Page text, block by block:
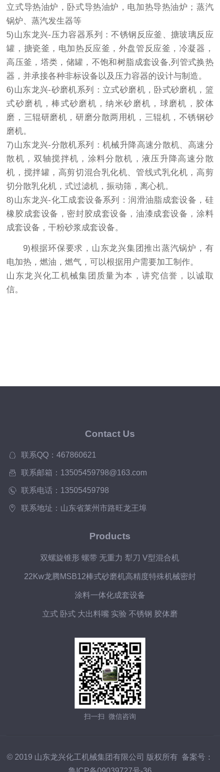
立式导热油炉，卧式导热油炉，电加热导热油炉；蒸汽
锅炉、蒸汽发生器等
5)山东龙兴-压力容器系列：不锈钢反应釜、搪玻璃反应
罐，搪瓷釜，电加热反应釜，外盘管反应釜，冷凝器，
高压釜，塔类，储罐，不饱和树脂成套设备,列管式换热
器，并承接各种非标设备以及压力容器的设计与制造。
6)山东龙兴-砂磨机系列：立式砂磨机，卧式砂磨机，篮
式砂磨机，棒式砂磨机，纳米砂磨机，球磨机，胶体
磨，三辊研磨机，研磨分散两用机，三辊机，不锈钢砂
磨机。
7)山东龙兴-分散机系列：机械升降高速分散机、高速分
散机，双轴搅拌机，涂料分散机，液压升降高速分散
机，搅拌罐，高剪切混合乳化机、管线式乳化机，高剪
切分散乳化机，式过滤机，振动筛，离心机。
8)山东龙兴-化工成套设备系列：润滑油脂成套设备，硅
橡胶成套设备，密封胶成套设备，油漆成套设备，涂料
成套设备，干粉砂浆成套设备。
9)根据环保要求，山东龙兴集团推出蒸汽锅炉，有
电加热，燃油，燃气，可以根据用户需要加工制作。
山东龙兴化工机械集团质量为本，讲究信誉，以诚取
信。
Contact Us
联系QQ：467860621
联系邮箱：13505459798@163.com
联系电话：13505459798
联系地址：山东省莱州市路旺龙王埠
Products
双螺旋锥形 螺带 无重力 犁刀 V型混合机
22Kw龙腾MSB12棒式砂磨机高精度特殊机械密封
涂料一体化成套设备
立式 卧式 大出料嘴 实验 不锈钢 胶体磨
扫一扫 微信咨询
© 2019 山东龙兴化工机械集团有限公司 版权所有 备案号：